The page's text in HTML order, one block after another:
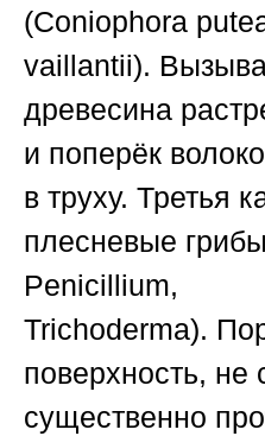
(Coniophora
vaillantii).
древесина
и поперёк
в труху. Третья
плесневые
Penicillium,
Trichoderma).
поверхность, не
существенно